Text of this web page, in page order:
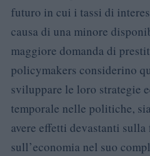
futuro in cui i tassi di
causa di una minore
maggiore domanda di
policymakers considerino
sviluppare le loro strategie
temporale nelle politiche,
avere effetti devastanti
sull’economia nel suo